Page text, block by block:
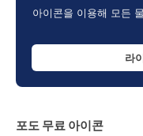
아이콘을 이용해 모든
라
포도 무료 아이콘